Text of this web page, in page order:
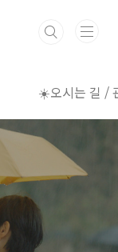
☀️오시는 길 /